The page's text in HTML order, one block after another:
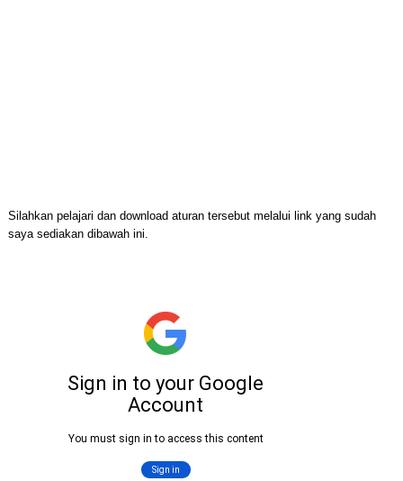
Silahkan pelajari dan download aturan tersebut melalui link yang sudah
saya sediakan dibawah ini.